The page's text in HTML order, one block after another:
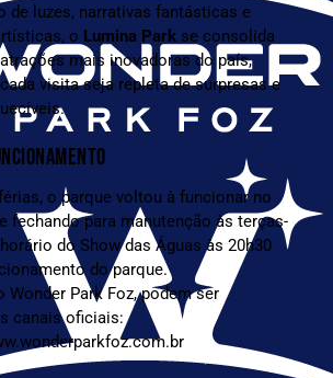
de luzes, narrativas fantásticas e
o Lumina Park se consolida
mais inovadoras do país,
visita seja repleta de surpresas e
o parque voltou à funcionar no
fechando para manutenção às terças-
do Show das Águas às 20h30
do parque.
Wonder Park Foz, podem ser
canais oficiais: